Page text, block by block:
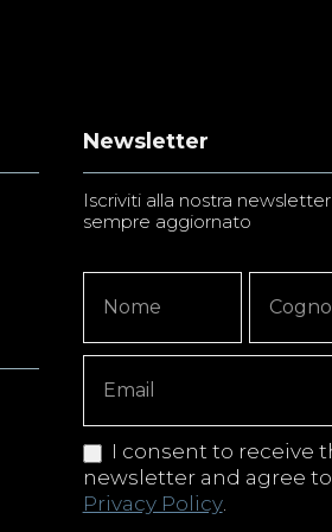
Newsletter
Iscriviti alla nostra
sempre aggiornato
Signup
Copy
I consent to receive
newsletter and agree
Privacy Policy.